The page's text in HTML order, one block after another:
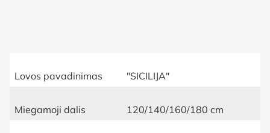
Lovos pavadinimas "SICILIJA"
Miegamoji dalis 120/140/160/180 cm